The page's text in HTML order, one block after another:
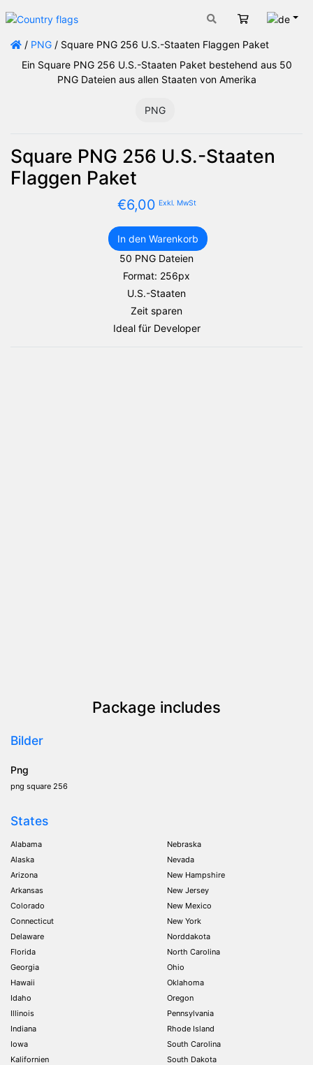
Warenkorb
/ PNG / Square PNG 256 U.S.-Staaten Flaggen Paket
Ein Square PNG 256 U.S.-Staaten Paket bestehend aus 50
PNG Dateien aus allen Staaten von Amerika
PNG
Square PNG 256 U.S.-Staaten
Flaggen Paket
€6,00 Exkl. MwSt
Square
PNG
Staaten
Paket
In den Warenkorb
50 PNG Dateien
Format: 256px
U.S.-Staaten
Zeit sparen
Ideal für Developer
Package includes
Bilder
Png
png square 256
States
Alabama
Alaska
Arizona
Arkansas
Colorado
Connecticut
Delaware
Florida
Georgia
Hawaii
Idaho
Illinois
Indiana
Iowa
Kalifornien
Nebraska
Nevada
New Hampshire
New Jersey
New Mexico
New York
Norddakota
North Carolina
Ohio
Oklahoma
Oregon
Pennsylvania
Rhode Island
South Carolina
South Dakota